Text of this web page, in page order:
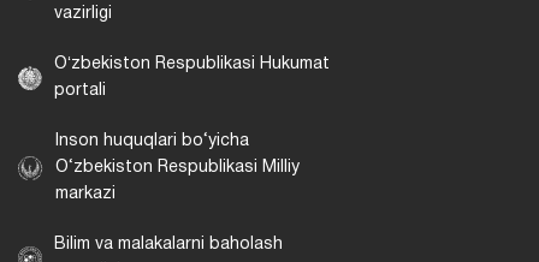
vazirligi
Oʻzbekiston Respublikasi Hukumat
portali
Inson huquqlari bo‘yicha
O‘zbekiston Respublikasi Milliy
markazi
Bilim va malakalarni baholash